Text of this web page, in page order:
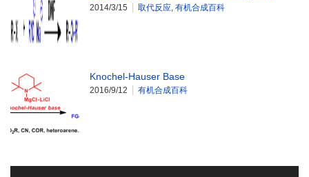
2014/3/15 取代反应, 有机合成百科
Knochel-Hauser Base
2016/9/12 有机合成百科